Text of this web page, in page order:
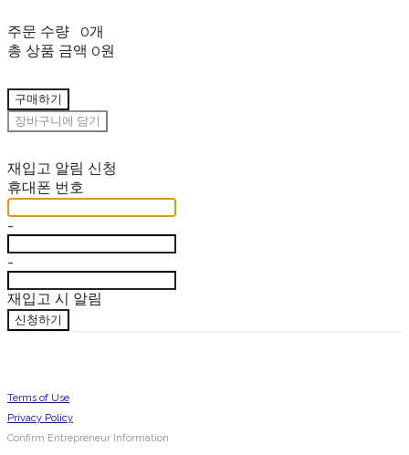
주문 수량
0개
총 상품 금액 0원
구매하기
장바구니에 담기
재입고 알림 신청
휴대폰 번호
-
-
재입고 시 알림
신청하기
Terms of Use
Privacy Policy
Confirm Entrepreneur Information